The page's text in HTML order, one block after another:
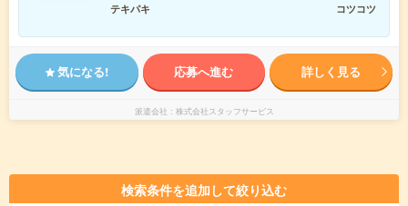
テキパキ
コツコツ
気になる! 応募へ進む 詳しく見る
派遣会社 株式会社スタッフサービス
検索条件を追加して絞り込む